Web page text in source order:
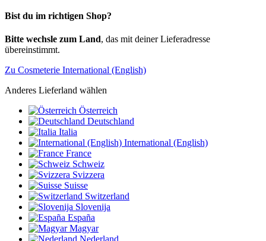
Bist du im richtigen Shop?
Bitte wechsle zum Land, das mit deiner Lieferadresse
übereinstimmt.
Zu Cosmeterie International (English)
Anderes Lieferland wählen
Österreich
Deutschland
Italia
International (English)
France
Schweiz
Svizzera
Suisse
Switzerland
Slovenija
España
Magyar